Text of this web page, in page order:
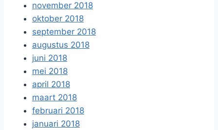
november 2018
oktober 2018
september 2018
augustus 2018
juni 2018
mei 2018
april 2018
maart 2018
februari 2018
januari 2018